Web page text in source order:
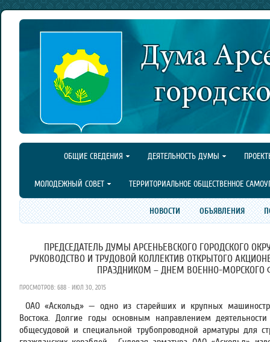
ОБЩИЕ СВЕДЕНИЯ ДЕЯТЕЛЬНОСТЬ ДУМЫ
МОЛОДЕЖНЫЙ СОВЕТ ТЕРРИТОРИАЛЬНОЕ ОБЩЕСТВЕННОЕ
НОВОСТИ ОБЪЯВЛЕНИЯ
ПРЕДСЕДАТЕЛЬ ДУМЫ АРСЕНЬЕВСКОГО ГОРОДСКОГО
РУКОВОДСТВО И ТРУДОВОЙ КОЛЛЕКТИВ ОТКРЫТОГО
ПРАЗДНИКОМ – ДНЕМ ВОЕННО-МОРСКОГО
ПРОСМОТРОВ: 688 · ИЮЛ 30, 2015
ОАО «Аскольд» — одно из старейших и крупных
Востока. Долгие годы основным направлением
общесудовой и специальной трубопроводной арматуры для